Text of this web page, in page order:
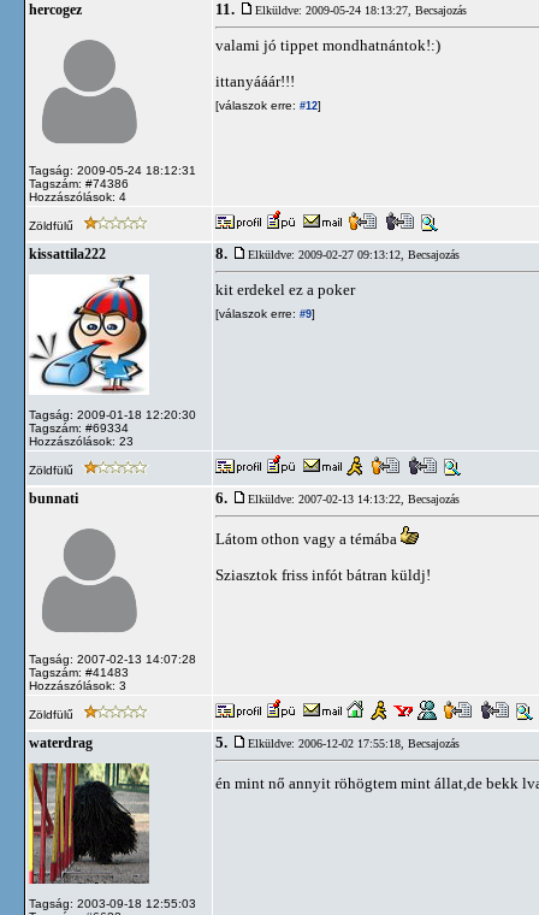
hercogez
Tagság: 2009-05-24 18:12:31
Tagszám: #74386
Hozzászólások: 4
11. Elküldve: 2009-05-24 18:13:27, Becsajozás
valami jó tippet mondhatnántok!:)
ittanyááár!!!
[válaszok erre: #12]
Zöldfülű
kissattila222
Tagság: 2009-01-18 12:20:30
Tagszám: #69334
Hozzászólások: 23
8. Elküldve: 2009-02-27 09:13:12, Becsajozás
kit erdekel ez a poker
[válaszok erre: #9]
Zöldfülű
bunnati
Tagság: 2007-02-13 14:07:28
Tagszám: #41483
Hozzászólások: 3
6. Elküldve: 2007-02-13 14:13:22, Becsajozás
Látom othon vagy a témába
Sziasztok friss infót bátran küldj!
Zöldfülű
waterdrag
Tagság: 2003-09-18 12:55:03
5. Elküldve: 2006-12-02 17:55:18, Becsajozás
én mint nő annyit röhögtem mint állat,de bekk